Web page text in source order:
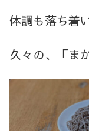
体調も落ち着
久々の、「ま